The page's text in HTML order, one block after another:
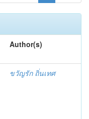
Author(s)
ขวัญรัก ถิ่นเทศ